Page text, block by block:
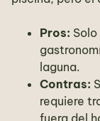
Pros:
laguna.
Contras:
requiere